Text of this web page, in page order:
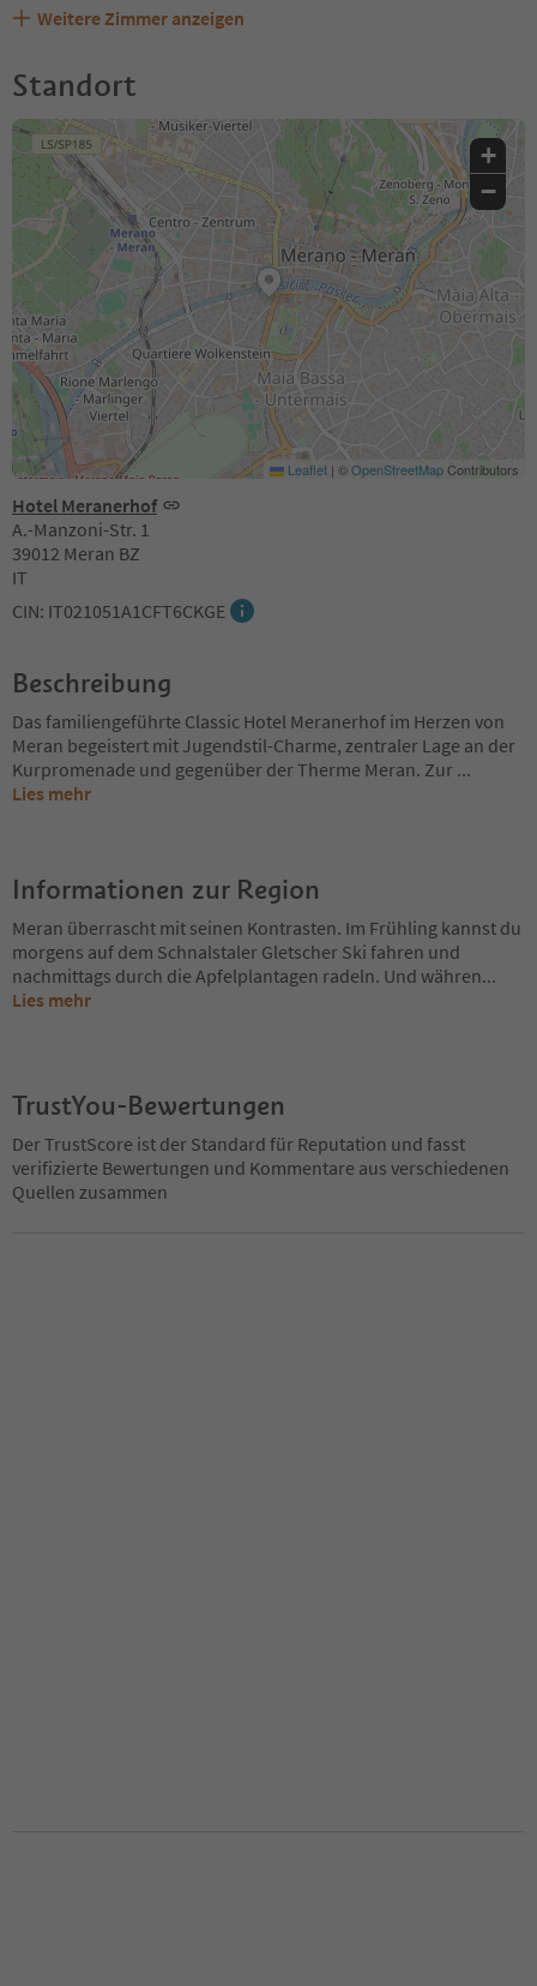
Weitere Zimmer anzeigen
Standort
Hotel Meranerhof
A.-Manzoni-Str. 1
39012 Meran BZ
IT
CIN: IT021051A1CFT6CKGE
+
−
Leaflet | ©OpenStreetMapContributors
Beschreibung
Das familiengeführte Classic Hotel Meranerhof im Herzen von
Meran begeistert mit Jugendstil-Charme, zentraler Lage an der
Kurpromenade und gegenüber der Therme Meran. Zur ...
Lies mehr
Informationen zur Region
Meran überrascht mit seinen Kontrasten. Im Frühling kannst du
morgens auf dem Schnalstaler Gletscher Ski fahren und
nachmittags durch die Apfelplantagen radeln. Und währen...
Lies mehr
TrustYou-Bewertungen
Der TrustScore ist der Standard für Reputation und fasst
verifizierte Bewertungen und Kommentare aus verschiedenen
Quellen zusammen